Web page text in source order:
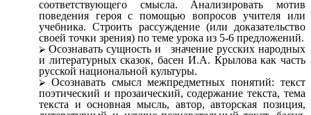
соответствующего смысла. Анализировать мотив
поведения героя с помощью вопросов учителя или
учебника. Строить рассуждение (или доказательство
своей точки зрения) по теме урока из 5-6 предложений.
Осознавать сущность и значение русских народных
и литературных сказок, басен И.А. Крылова как часть
русской национальной культуры.
Осознавать смысл межпредметных понятий: текст
поэтический и прозаический, содержание текста, тема
текста и основная мысль, автор, авторская позиция,